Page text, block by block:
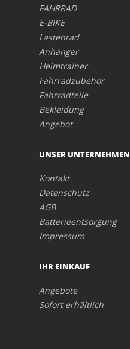
FAHRRAD
E-BIKE
Lastenrad
Anhänger
Heimtrainer
Fahrradzubehör
Fahrradteile
Bekleidung
Angebot
UNSER UNTERNEHMEN
Kontakt
Datenschutz
AGB
Batterieentsorgung
Impressum
IHR EINKAUF
Angebote
Sofort erhältlich